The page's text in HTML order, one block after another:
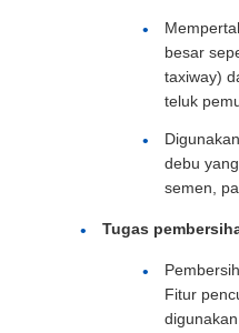
besar
taxiway)
teluk
debu
semen,
Tugas
Fitur